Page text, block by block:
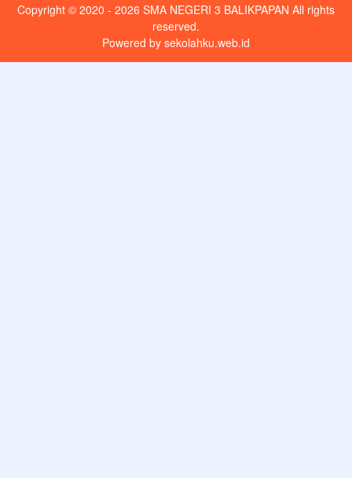
Copyright © 2020 - 2026 SMA NEGERI 3 BALIKPAPAN All rights
reserved.
Powered by sekolahku.web.id